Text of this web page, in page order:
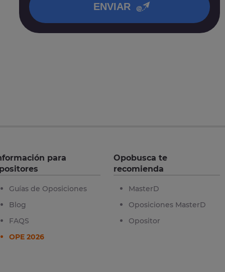
ENVIAR
para
Guías de Oposiciones
Blog
FAQS
OPE 2026
Opobusca te
recomienda
MasterD
Oposiciones MasterD
Opositor